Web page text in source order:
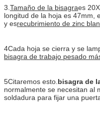
3.Tamaño de la bisagraes
longitud de la hoja es 47mm,
y esrecubrimiento de zinc
4Cada hoja se cierra y se
bisagra de trabajo pesado
5Citaremos esto.bisagra de
normalmente se necesitan al
soldadura para fijar una